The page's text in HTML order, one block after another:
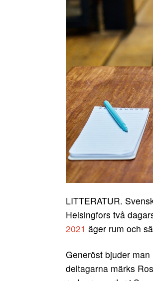
LITTERATUR.
Helsingfors två
2021 äger rum och
Generöst bjuder
deltagarna märks